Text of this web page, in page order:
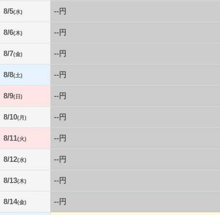
8/5(水) --円
8/6(木) --円
8/7(金) --円
8/8(土) --円
8/9(日) --円
8/10(月) --円
8/11(火) --円
8/12(水) --円
8/13(木) --円
8/14(金) --円